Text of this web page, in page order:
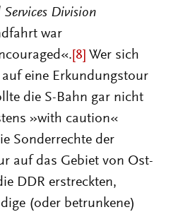
Services Division
war
[8] Wer sich
eine Erkundungstour
die S-Bahn gar nicht
»with caution«
Sonderrechte der
auf das Gebiet von Ost-
DDR erstreckten,
(oder betrunkene)